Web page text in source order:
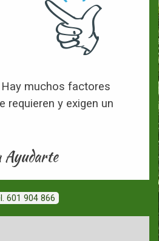
muchos factores
requieren y exigen un
Ayudarte
601 904 866